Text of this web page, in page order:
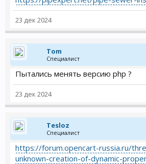
23 дек 2024
Tom
Специалист
Пытались менять версию php ?
23 дек 2024
Tesloz
Специалист
https://forum.opencart-russia.ru/
unknown-creation-of-dynamic-